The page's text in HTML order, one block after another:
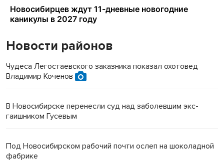
Новости районов
Чудеса Легостаевского заказника показал охотовед
Владимир Коченов
В Новосибирске перенесли суд над заболевшим экс-
гаишником Гусевым
Под Новосибирском рабочий почти ослеп на шоколадной
фабрике